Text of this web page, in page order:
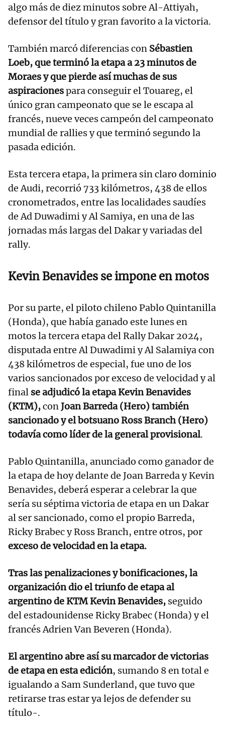
algo más de diez minutos sobre Al-Attiyah,
defensor del título y gran favorito a la victoria.
También marcó diferencias con Sébastien
Loeb, que terminó la etapa a 23 minutos de
Moraes y que pierde así muchas de sus
aspiracionespara conseguir el Touareg, el
único gran campeonato que se le escapa al
francés, nueve veces campeón del campeonato
mundial de rallies y que terminó segundo la
pasada edición.
Esta tercera etapa, la primera sin claro dominio
de Audi, recorrió 733 kilómetros, 438 de ellos
cronometrados, entre las localidades saudíes
de Ad Duwadimi y Al Samiya, en una de las
jornadas más largas del Dakar y variadas del
rally.
Kevin Benavides se impone en motos
Por su parte, el piloto chileno Pablo Quintanilla
(Honda), que había ganado este lunes en
motos la tercera etapa del Rally Dakar 2024,
disputada entre Al Duwadimi y Al Salamiya con
438 kilómetros de especial, fue uno de los
varios sancionados por exceso de velocidad y al
final se adjudicó la etapa Kevin Benavides
(KTM),conJoan Barreda (Hero) también
sancionado y el botsuano Ross Branch (Hero)
todavía como líder de la general provisional.
Pablo Quintanilla, anunciado como ganador de
la etapa de hoy delante de Joan Barreda y Kevin
Benavides, deberá esperar a celebrar la que
sería su séptima victoria de etapa en un Dakar
al ser sancionado, como el propio Barreda,
Ricky Brabec y Ross Branch, entre otros, por
exceso de velocidad en la etapa.
Tras las penalizaciones y bonificaciones, la
organización dio el triunfo de etapa al
argentino de KTM Kevin Benavides, seguido
del estadounidense Ricky Brabec (Honda) y el
francés Adrien Van Beveren (Honda).
El argentino abre así su marcador de victorias
de etapa en esta edición, sumando 8 en total e
igualando a Sam Sunderland, que tuvo que
retirarse tras estar ya lejos de defender su
título-.